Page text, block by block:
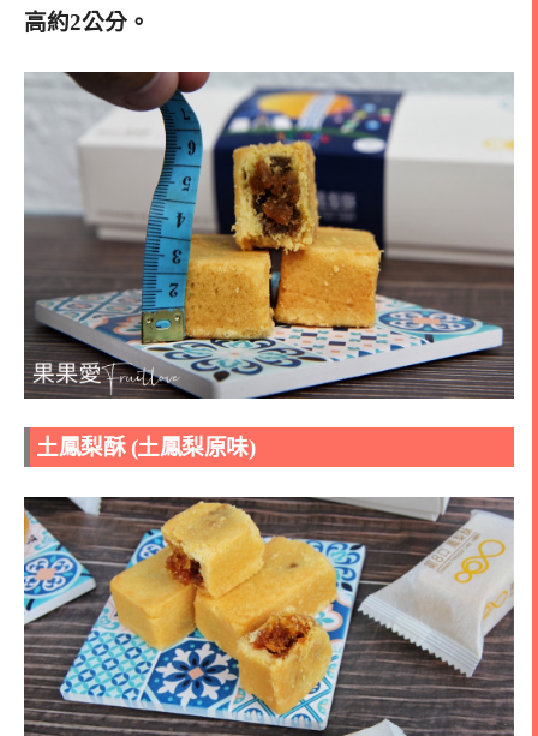
高約2公分。
土鳳梨酥 (土鳳梨原味)